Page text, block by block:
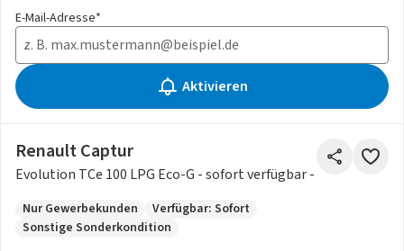
E-Mail-Adresse*
Aktivieren
Renault Captur
Evolution TCe 100 LPG Eco-G - sofort verfügbar -
Nur Gewerbekunden
Verfügbar: Sofort
Sonstige Sonderkondition